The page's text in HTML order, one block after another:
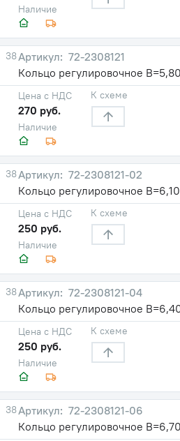
Наличие
38
72-2308121
Кольцо регулировочное
Наличие
Цена с НДС
270 руб.
К схеме
38
72-2308121-02
Кольцо регулировочное
Наличие
Цена с НДС
250 руб.
К схеме
38
72-2308121-04
Кольцо регулировочное
Наличие
Цена с НДС
250 руб.
К схеме
38
72-2308121-06
Кольцо регулировочное